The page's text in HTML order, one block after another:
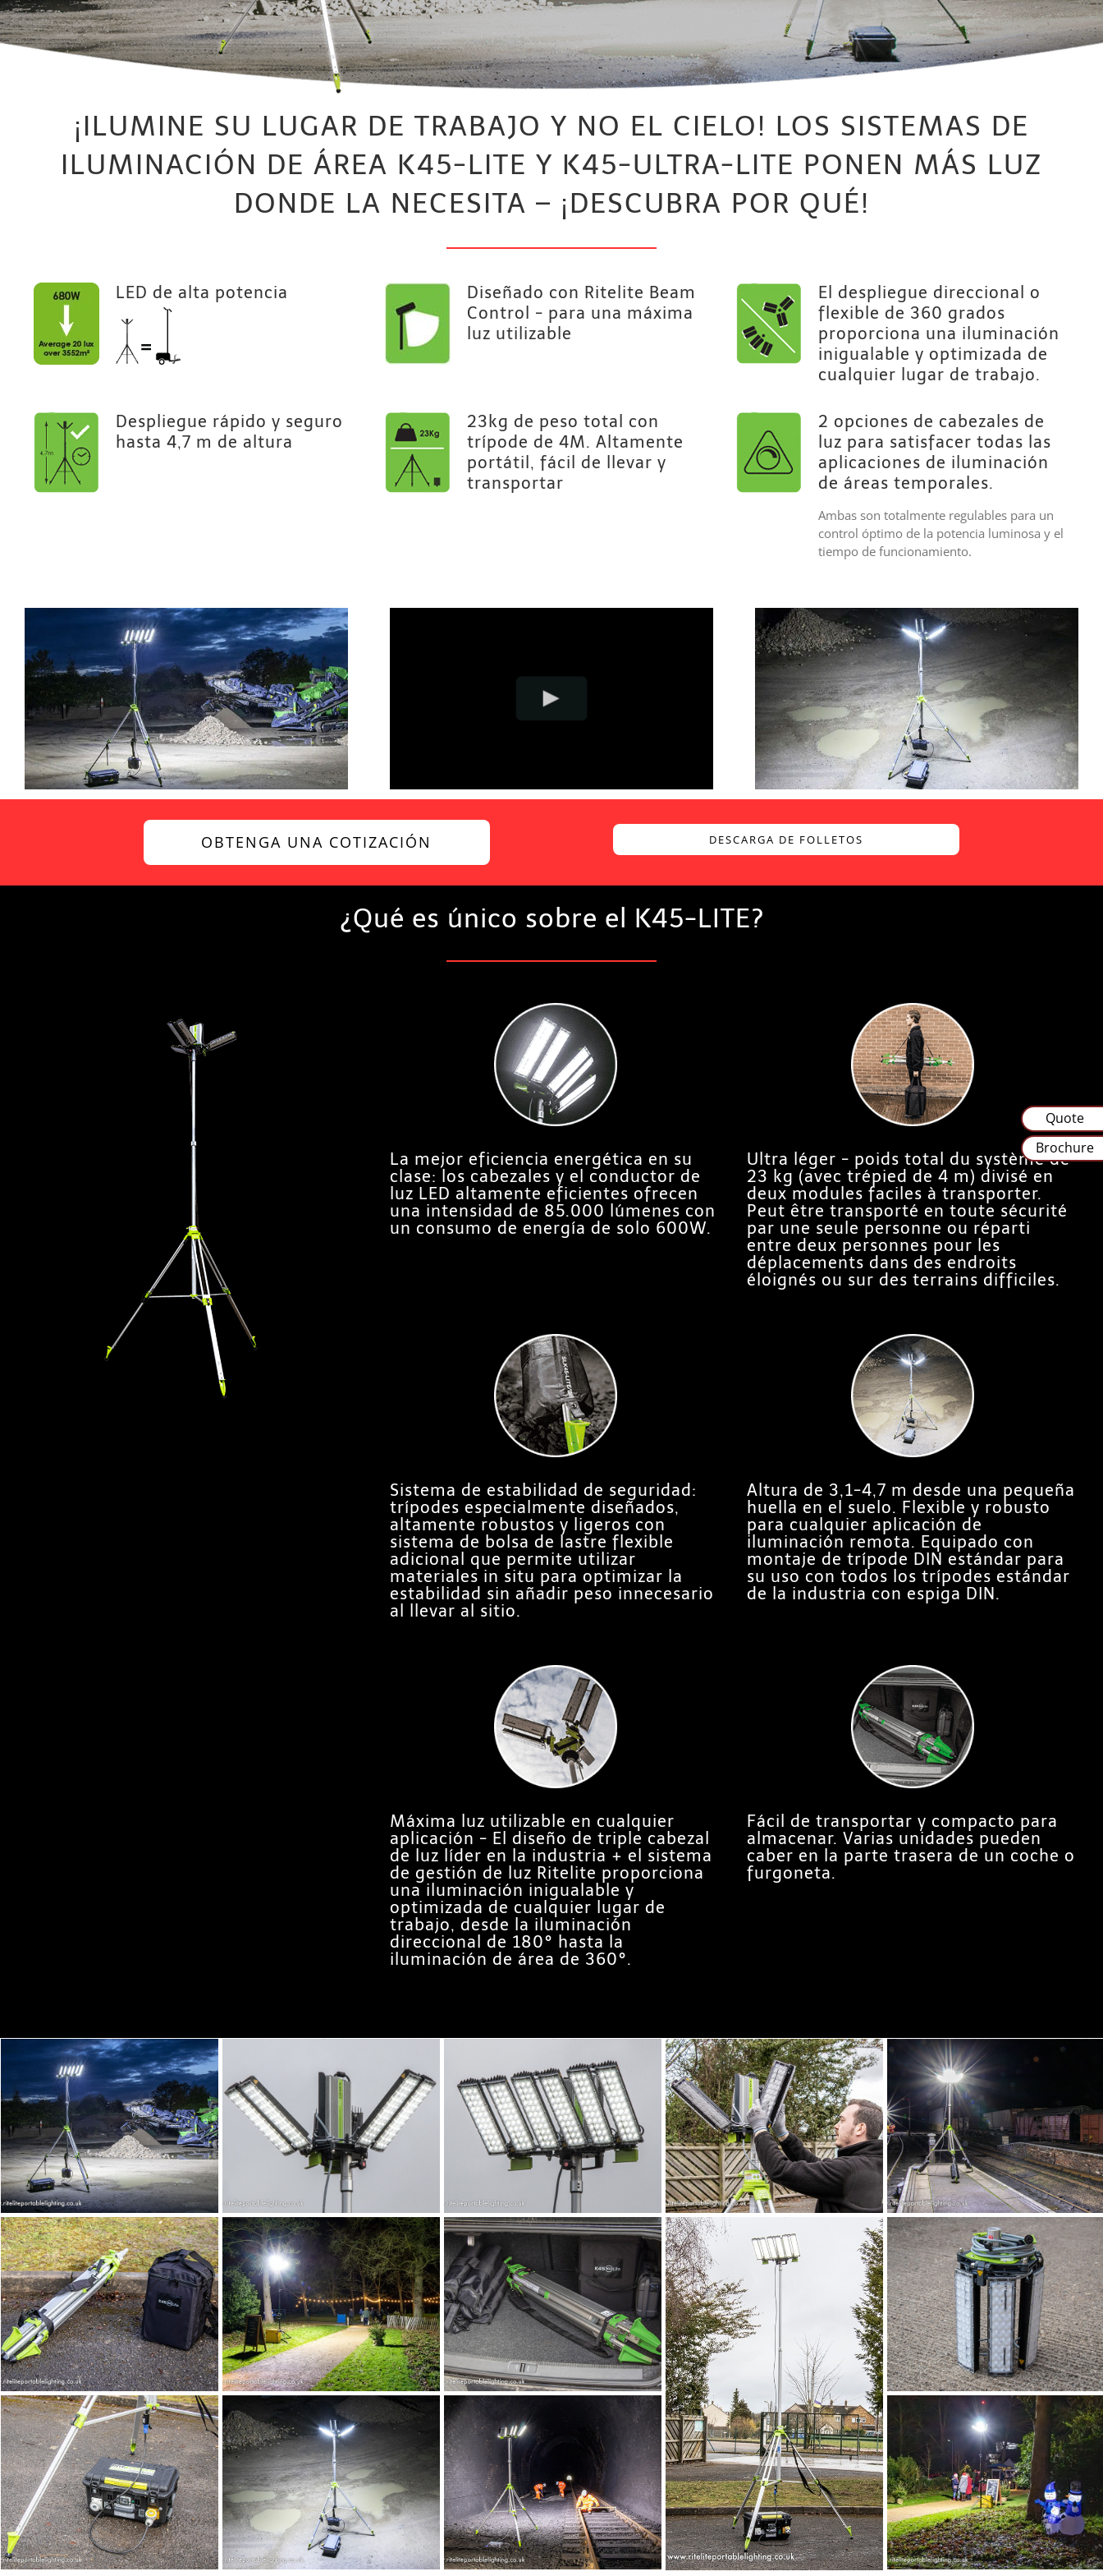
¡ILUMINE SU LUGAR DE TRABAJO Y NO EL CIELO! LOS SISTEMAS DE
ILUMINACIÓN DE ÁREA K45-LITE Y K45-ULTRA-LITE PONEN MÁS LUZ
DONDE LA NECESITA – ¡DESCUBRA POR QUÉ!
LED de alta potencia
Diseñado con Ritelite Beam
Control - para una máxima
luz utilizable
El despliegue direccional o
flexible de 360 grados
proporciona una iluminación
inigualable y optimizada de
cualquier lugar de trabajo.
Despliegue rápido y seguro
hasta 4,7 m de altura
23kg de peso total con
trípode de 4M. Altamente
portátil, fácil de llevar y
transportar
2 opciones de cabezales de
luz para satisfacer todas las
aplicaciones de iluminación
de áreas temporales.
Ambas son totalmente regulables para un
control óptimo de la potencia luminosa y el
tiempo de funcionamiento.
OBTENGA UNA COTIZACIÓN DESCARGA DE FOLLETOS
¿Qué es único sobre el K45-LITE?
La mejor eficiencia energética en su
clase: los cabezales y el conductor de
luz LED altamente eficientes ofrecen
una intensidad de 85.000 lúmenes con
un consumo de energía de solo 600W.
Ultra léger - poids total du système de
23 kg (avec trépied de 4 m) divisé en
deux modules faciles à transporter.
Peut être transporté en toute sécurité
par une seule personne ou réparti
entre deux personnes pour les
déplacements dans des endroits
éloignés ou sur des terrains difficiles.
Sistema de estabilidad de seguridad:
trípodes especialmente diseñados,
altamente robustos y ligeros con
sistema de bolsa de lastre flexible
adicional que permite utilizar
materiales in situ para optimizar la
estabilidad sin añadir peso innecesario
al llevar al sitio.
Altura de 3,1-4,7 m desde una pequeña
huella en el suelo. Flexible y robusto
para cualquier aplicación de
iluminación remota. Equipado con
montaje de trípode DIN estándar para
su uso con todos los trípodes estándar
de la industria con espiga DIN.
Máxima luz utilizable en cualquier
aplicación - El diseño de triple cabezal
de luz líder en la industria + el sistema
de gestión de luz Ritelite proporciona
una iluminación inigualable y
optimizada de cualquier lugar de
trabajo, desde la iluminación
direccional de 180° hasta la
iluminación de área de 360°.
Fácil de transportar y compacto para
almacenar. Varias unidades pueden
caber en la parte trasera de un coche o
furgoneta.
Quote
Brochure